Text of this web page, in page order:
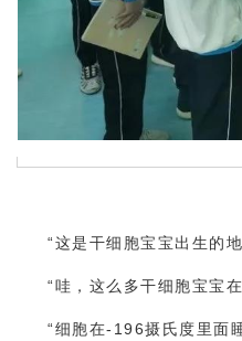
“这是干细胞宝宝出生的
“哇，这么多干细胞宝宝
“细胞在-196摄氏度里面